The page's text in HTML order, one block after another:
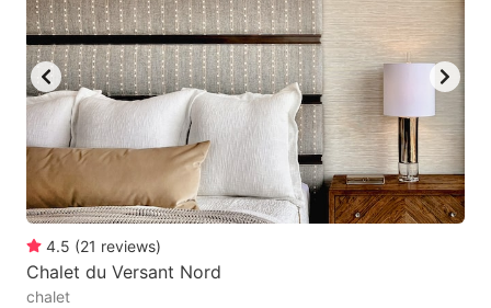
4.5 (21 reviews)
Chalet du Versant Nord
chalet